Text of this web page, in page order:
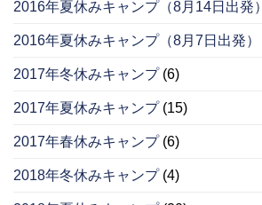
2016年夏休みキャンプ（8月14日出発）
2016年夏休みキャンプ（8月7日出発）
2017年冬休みキャンプ(6)
2017年夏休みキャンプ(15)
2017年春休みキャンプ(6)
2018年冬休みキャンプ(4)